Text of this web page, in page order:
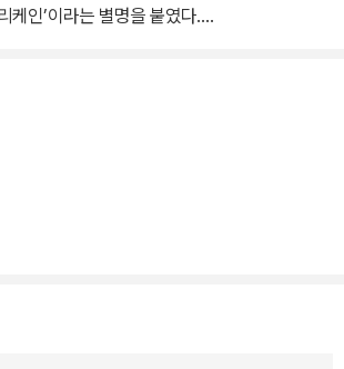
케인’이라는 별명을 붙였다.
막 작품을 탈고한 리스펙토르 본인도 이 작품
뭉치에 불과할지도 모른다고 의심했을 정도였
데뷔작에서 많은 작가의 흔적을 발견했다. 제
울프, 페르난두 페소아, 프란츠 카프카, 헤르만
두 녹이는 용광로였다. 재료들이 불타고 녹으